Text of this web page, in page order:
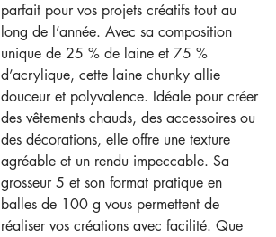
parfait pour vos projets créatifs tout au
long de l’année. Avec sa composition
unique de 25 % de laine et 75 %
d’acrylique, cette laine chunky allie
douceur et polyvalence. Idéale pour créer
des vêtements chauds, des accessoires ou
des décorations, elle offre une texture
agréable et un rendu impeccable. Sa
grosseur 5 et son format pratique en
balles de 100 g vous permettent de
réaliser vos créations avec facilité. Que